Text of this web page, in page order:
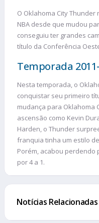
O Oklahoma City
NBA desde que mudou
conseguiu ter grandes
título da Conferência
Temporada
Nesta temporada, o
conquistar seu primeiro
mudança para Oklahoma
ascensão como Kevin
Harden, o Thunder
franquia tinha um estilo
Porém, acabou perdendo
por 4 a 1.
Notícias Relacionadas